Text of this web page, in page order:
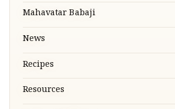
Mahavatar Babaji
News
Recipes
Resources